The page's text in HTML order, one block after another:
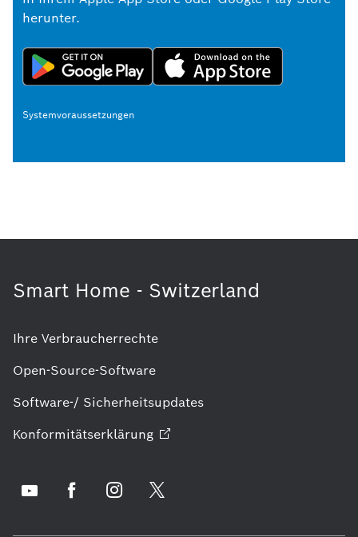
herunter.
Systemvoraussetzungen
Smart Home - Switzerland
Ihre Verbraucherrechte
Open-Source-Software
Software-/ Sicherheitsupdates
Konformitätserklärung